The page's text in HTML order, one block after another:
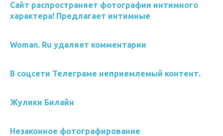
Сайт распространяет фотографии интимного
характера! Предлагает интимные
Woman. Ru удаляет комментарии
В соцсети Телеграме неприемлемый контент.
Жулики Билайн
Незаконное фотографирование